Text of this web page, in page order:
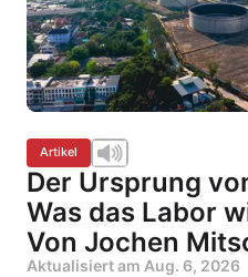
Artikel
Der Ursprung
Was das Labor
Von Jochen
Aktualisiert am Aug. 6, 2026